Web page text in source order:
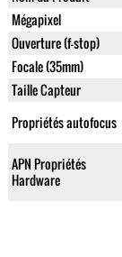
Mégapixel
Ouverture (f-stop)
Focale (35mm)
Taille Capteur
Propriétés autofocus
APN Propriétés
Hardware